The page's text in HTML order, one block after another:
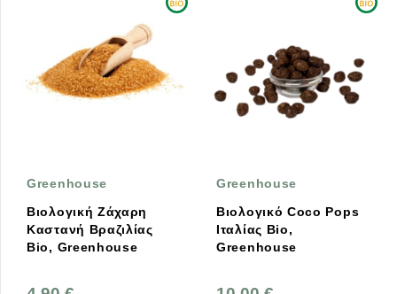
Greenhouse
Βιολογική Ζάχαρη
Καστανή Βραζιλίας
Bio, Greenhouse
Greenhouse
Βιολογικό Coco Pops
Iταλίας Bio,
Greenhouse